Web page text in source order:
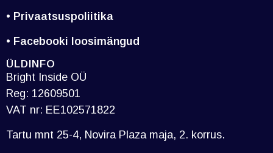
• Privaatsuspoliitika
• Facebooki loosimängud
ÜLDINFO
Bright Inside OÜ
Reg: 12609501
VAT nr: EE102571822
Tartu mnt 25-4, Novira Plaza maja, 2. korrus.